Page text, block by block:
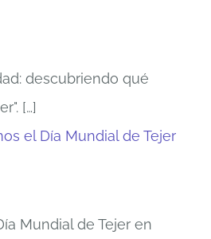
descubriendo qué
[…]
el Día Mundial de Tejer
Mundial de Tejer en